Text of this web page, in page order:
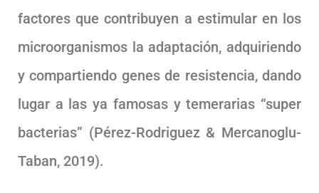
factores que contribuyen a estimular en los
microorganismos la adaptación, adquiriendo
y compartiendo genes de resistencia, dando
lugar a las ya famosas y temerarias “super
bacterias” (Pérez-Rodriguez & Mercanoglu-
Taban, 2019).